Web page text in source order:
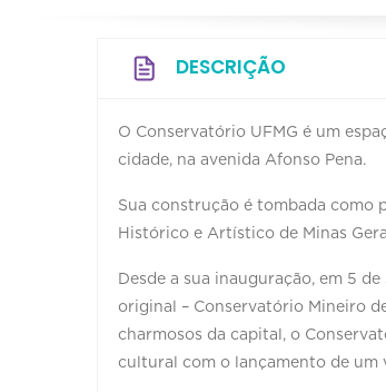
DESCRIÇÃO
O Conservatório UFMG é um
cidade, na avenida Afonso Pena.
Sua construção é tombada
Histórico e Artístico de Minas
Desde a sua inauguração, em 5
original – Conservatório Mineiro
charmosos da capital, o
cultural com o lançamento de um